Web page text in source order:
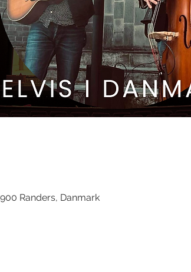
Randers, Danmark